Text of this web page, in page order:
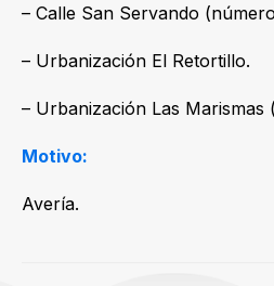
– Calle San Servando
– Urbanización El Retortillo.
– Urbanización Las Marismas
Motivo:
Avería.